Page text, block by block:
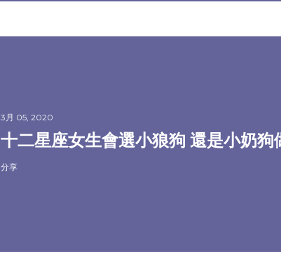
3月 05, 2020
十二星座女生會選小狼狗 還是小奶狗
分享